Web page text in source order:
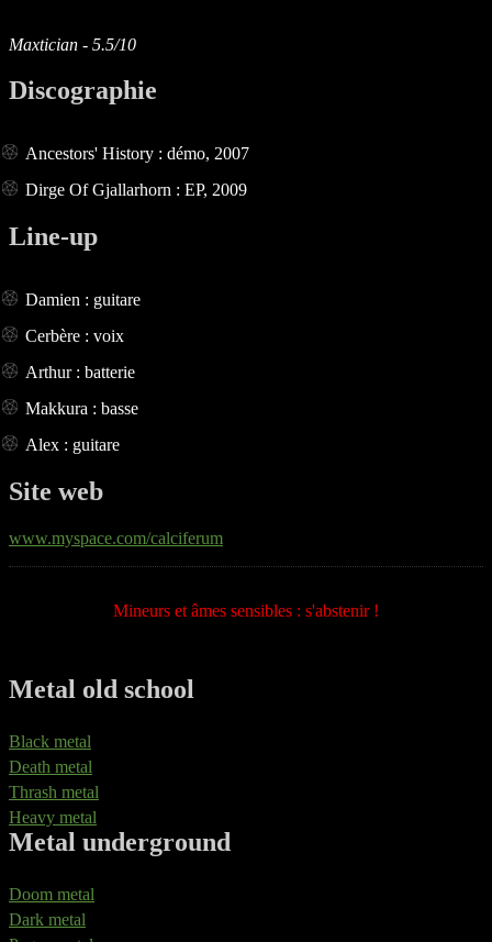
Maxtician - 5.5/10
Discographie
Ancestors' History : démo, 2007
Dirge Of Gjallarhorn : EP, 2009
Line-up
Damien : guitare
Cerbère : voix
Arthur : batterie
Makkura : basse
Alex : guitare
Site web
www.myspace.com/calciferum
Mineurs et âmes sensibles : s'abstenir !
Metal old school
Black metal
Death metal
Thrash metal
Heavy metal
Metal underground
Doom metal
Dark metal